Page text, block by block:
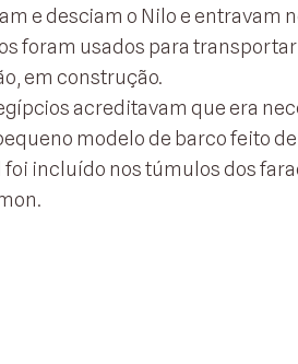
e desciam o Nilo e entravam
foram usados para
em construção.
acreditavam que era
modelo de barco feito
incluído nos túmulos dos